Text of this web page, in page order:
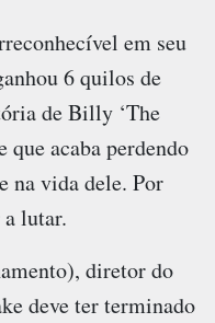
em seu
6 quilos de
de Billy ‘The
que acaba perdendo
na vida dele. Por
lutar.
diretor do
deve ter terminado